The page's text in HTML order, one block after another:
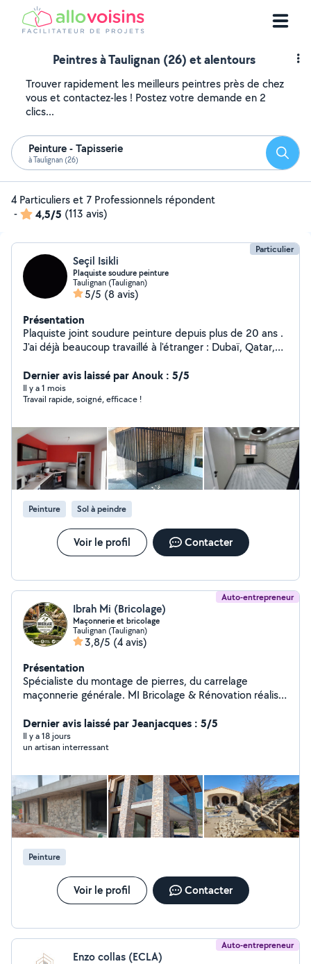
Peintres à Taulignan (26) et alentours
Trouver rapidement les meilleurs peintres près de chez
vous et contactez-les ! Postez votre demande en 2
clics...
Peinture - Tapisserie
à Taulignan (26)
4 Particuliers et 7 Professionnels répondent
-
4,5/5 (113 avis)
Particulier
Seçil Isikli
Plaquiste soudure peinture
Taulignan (Taulignan)
5/5 (8 avis)
Présentation
Plaquiste joint soudure peinture depuis plus de 20 ans .
J'ai déjà beaucoup travaillé à l'étranger : Dubaï, Qatar,
Dernier avis laissé par Anouk : 5/5
Il y a 1 mois
Travail rapide, soigné, efficace !
Peinture Sol à peindre
Voir le profil Contacter
Auto-entrepreneur
Ibrah Mi (Bricolage)
Maçonnerie et bricolage
Taulignan (Taulignan)
3,8/5 (4 avis)
Présentation
Spécialiste du montage de pierres, du carrelage
maçonnerie générale. MI Bricolage & Rénovation réalise
et bricolage avec sérieux, qualité et savoir-faire. Devis
gratuit et intervention dans le Sud-Drôme, le Nord
Vaucluse et le Sud-Ardèche.
Dernier avis laissé par Jeanjacques : 5/5
Il y a 18 jours
un artisan interressant
Peinture
Voir le profil Contacter
Auto-entrepreneur
Enzo collas (ECLA)